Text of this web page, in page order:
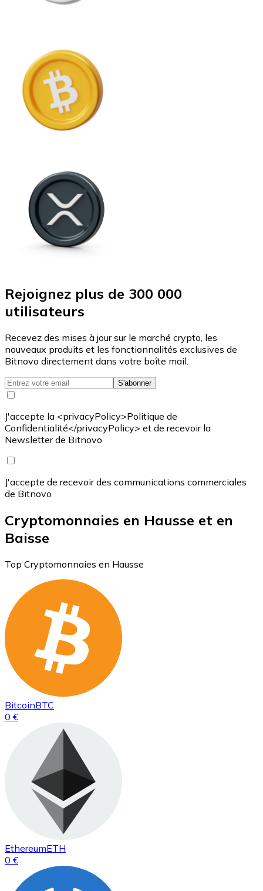
Rejoignez plus de 300 000
utilisateurs
Recevez des mises à jour sur le marché crypto, les
nouveaux produits et les fonctionnalités exclusives de
Bitnovo directement dans votre boîte mail.
S'abonner
J'accepte la <privacyPolicy>Politique de
Confidentialité</privacyPolicy> et de recevoir la
Newsletter de Bitnovo
J'accepte de recevoir des communications commerciales
de Bitnovo
Cryptomonnaies en Hausse et en
Baisse
Top Cryptomonnaies en Hausse
BitcoinBTC
0 €
EthereumETH
0 €